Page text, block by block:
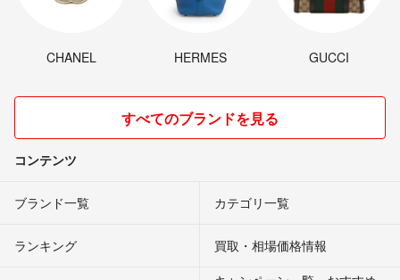
CHANEL HERMES GUCCI
すべてのブランドを見る
コンテンツ
ブランド一覧 カテゴリ一覧
ランキング 買取・相場価格情報